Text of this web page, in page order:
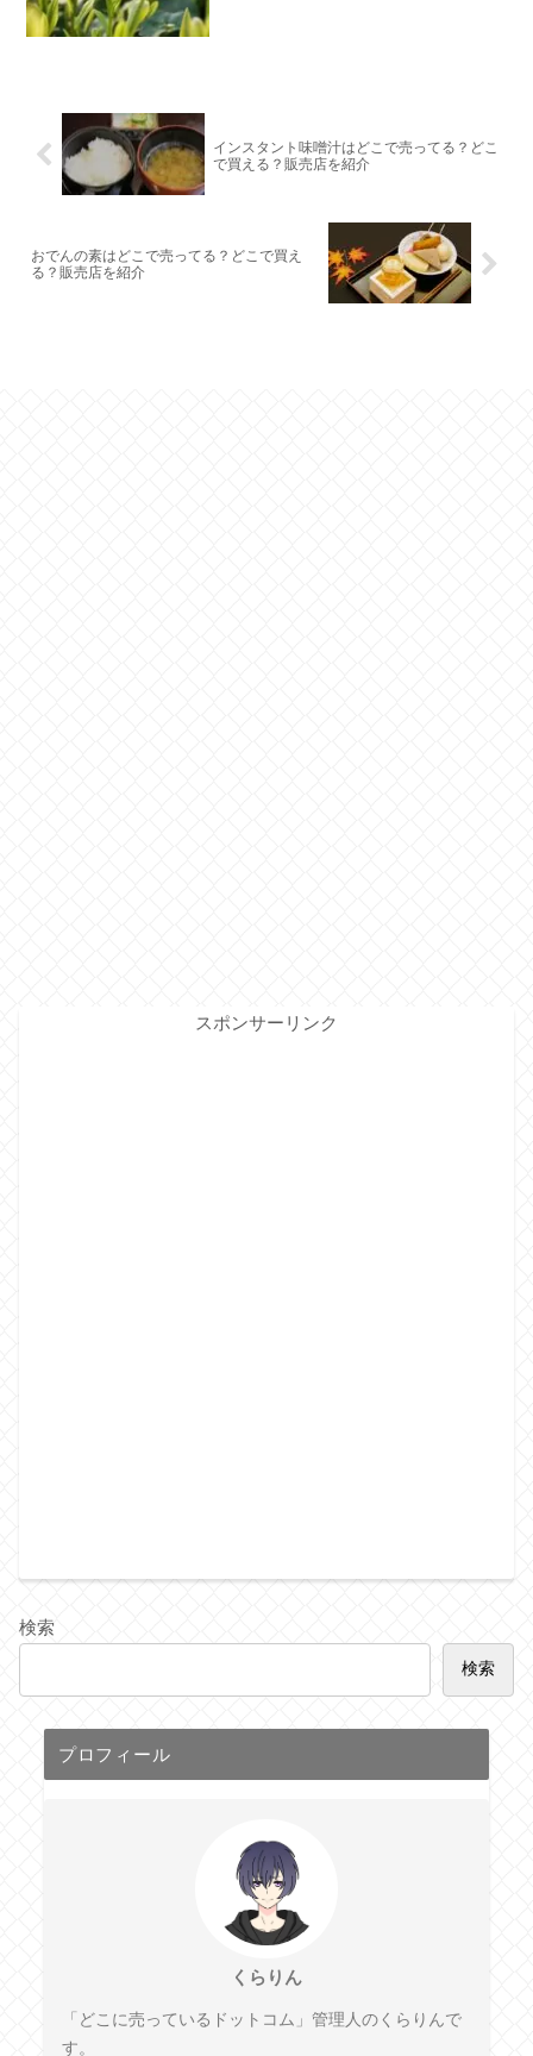
インスタント味噌汁はどこで売ってる？どこ
で買える？販売店を紹介
おでんの素はどこで売ってる？どこで買え
る？販売店を紹介
スポンサーリンク
検索
検索
プロフィール
くらりん
「どこに売っているドットコム」管理人のくらりんで
す。